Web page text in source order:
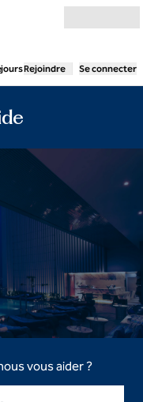
Rejoindre Se connecter
vous aider ?